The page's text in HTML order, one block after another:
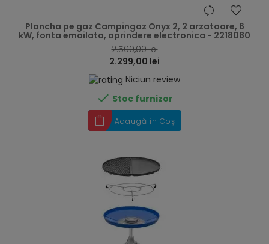
Plancha pe gaz Campingaz Onyx 2, 2 arzatoare, 6
kW, fonta emailata, aprindere electronica - 2218080
2.500,00 lei
2.299,00 lei
Niciun review
 Stoc furnizor
Adaugă în Coș